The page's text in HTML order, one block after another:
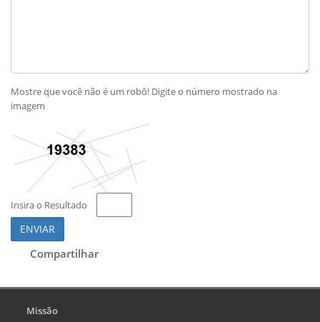
Mostre que você não é um robô! Digite o número mostrado na
imagem
Insira o Resultado
ENVIAR
Compartilhar
Missão